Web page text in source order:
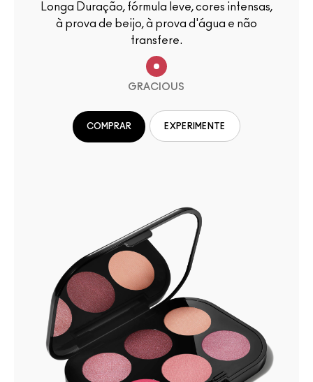
Longa Duração, fórmula leve, cores intensas,
à prova de beijo, à prova d'água e não
transfere.
GRACIOUS
COMPRAR EXPERIMENTE